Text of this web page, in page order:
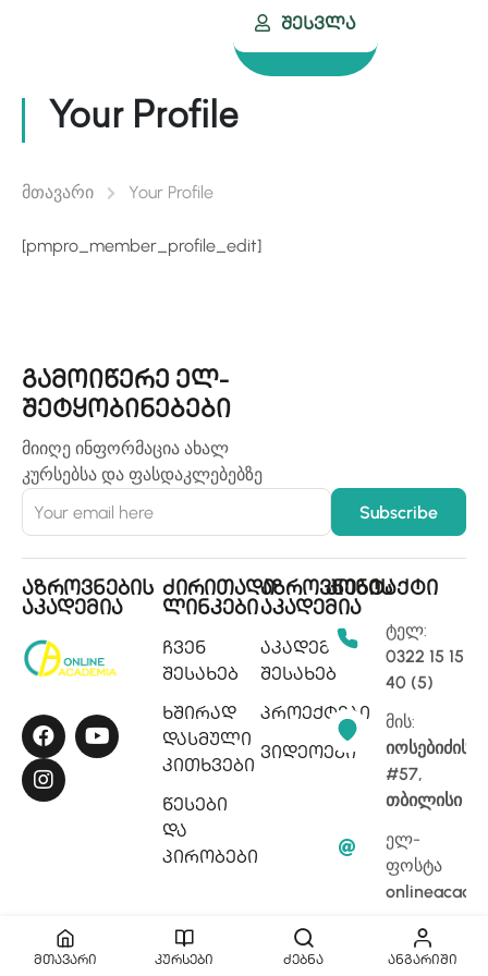
Შესვლა
Your Profile
მთავარი Your Profile
[pmpro_member_profile_edit]
გამოიწერე ელ-
შეტყობინებები
მიიღე ინფორმაცია ახალ
კურსებსა და ფასდაკლებებზე
აზროვნების
აკადემია
ძირითადი
ლინკები
ჩვენ
შესახებ
ხშირად
დასმული
კითხვები
წესები
და
პირობები
აზროვნების
აკადემია
აკადემიის
შესახებ
პროექტები
ვიდეოები
კონტაქტი
ტელ:
0322 15 15
40 (5)
მის:
იოსებიძის
#57,
თბილისი
ელ-
ფოსტა
მთავარი კურსები ძებნა ანგარიში